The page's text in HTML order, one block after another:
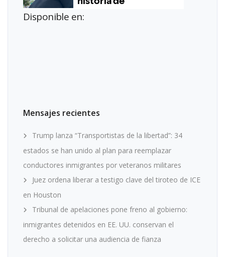
Disponible en:
Mensajes recientes
Trump lanza “Transportistas de la libertad”: 34
estados se han unido al plan para reemplazar
conductores inmigrantes por veteranos militares
Juez ordena liberar a testigo clave del tiroteo de ICE
en Houston
Tribunal de apelaciones pone freno al gobierno:
inmigrantes detenidos en EE. UU. conservan el
derecho a solicitar una audiencia de fianza